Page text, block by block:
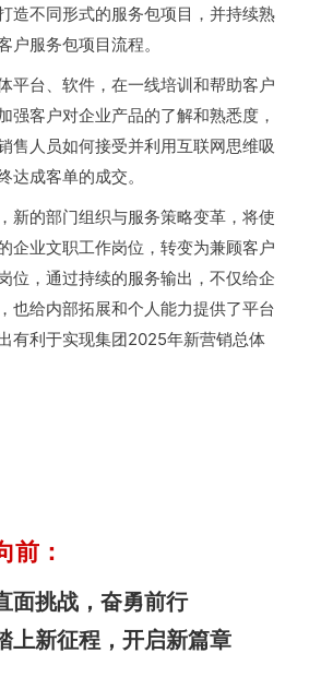
造不同形式的服务包项目，并持续熟
户服务包项目流程。
平台、软件，在一线培训和帮助客户
强客户对企业产品的了解和熟悉度，
售人员如何接受并利用互联网思维吸
达成客单的成交。
新的部门组织与服务策略变革，将使
企业文职工作岗位，转变为兼顾客户
位，通过持续的服务输出，不仅给企
也给内部拓展和个人能力提供了平台
有利于实现集团2025年新营销总体
前：
面挑战，奋勇前行
上新征程，开启新篇章